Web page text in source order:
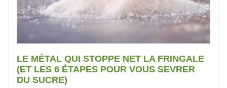
LE MÉTAL QUI STOPPE NET LA FRINGALE
(ET LES 6 ÉTAPES POUR VOUS SEVRER
DU SUCRE)